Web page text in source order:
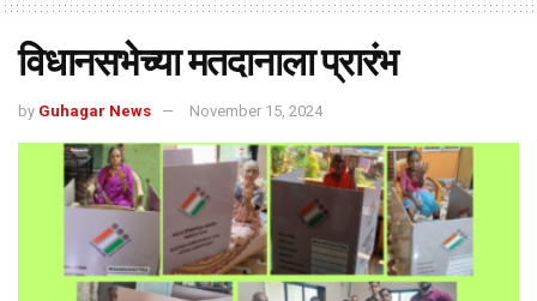
विधानसभेच्या मतदानाला प्रारंभ
by Guhagar News November 15, 2024